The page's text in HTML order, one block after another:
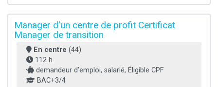
Manager d'un centre de profit Certificat
Manager de transition
En centre (44)
112 h
demandeur d’emploi, salarié, Éligible CPF
BAC+3/4